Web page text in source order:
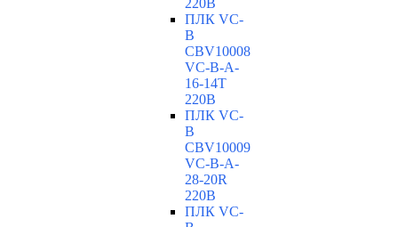
220В
ПЛК VC-
B
CBV10008
VC-В-A-
16-14T
220В
ПЛК VC-
B
CBV10009
VC-В-A-
28-20R
220В
ПЛК VC-